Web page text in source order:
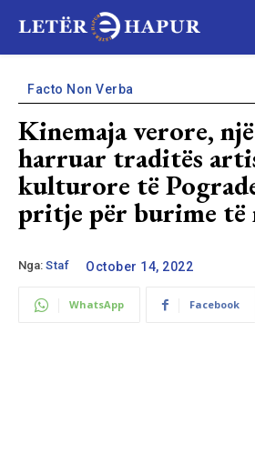
Facto Non Verba
Kinemaja verore,
harruar traditës
kulturore të
pritje për burime të
Nga: Staf October 14, 2022
WhatsApp Facebook